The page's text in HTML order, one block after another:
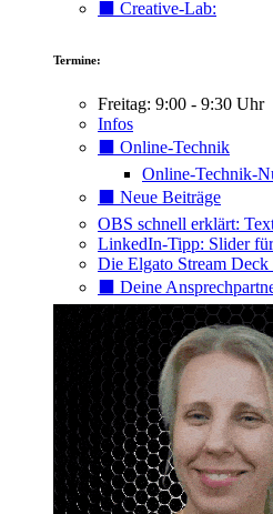
⬛️ Creative-Lab:
Termine:
Freitag: 9:00 - 9:30 Uhr
Infos
⬛️ Online-Technik
Online-Technik-
⬛️ Neue Beiträge
OBS schnell erklärt:
LinkedIn-Tipp: Slider
Die Elgato Stream
⬛️ Deine